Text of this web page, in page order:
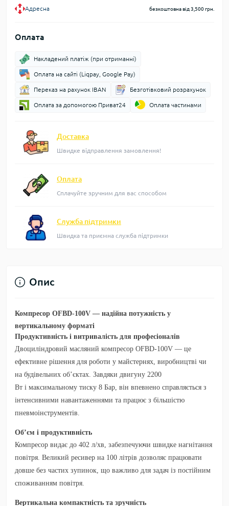
Адресна безкоштовна від 3,500 грн.
Оплата
Накладений платіж (при отриманні)
Оплата на сайті (Liqpay, Google Pay)
Переказ на рахунок IBAN Безготівковий розрахунок
Оплата за допомогою Приват24 Оплата частинами
Доставка
Швидке відправлення замовлення!
Оплата
Сплачуйте зручним для вас способом
Служба підтримки
Швидка та приємна служба підтримки
Опис
Компресор OFBD-100V — надійна потужність у
вертикальному форматі
Продуктивність і витривалість для професіоналів
Двоциліндровий масляний компресор OFBD-100V — це
ефективне рішення для роботи у майстернях, виробництві чи
на будівельних об’єктах. Завдяки двигуну 2200
Вт і максимальному тиску 8 Бар, він впевнено справляється з
інтенсивними навантаженнями та працює з більшістю
пневмоінструментів.
Об’єм і продуктивність
Компресор видає до 402 л/хв, забезпечуючи швидке нагнітання
повітря. Великий ресивер на 100 літрів дозволяє працювати
довше без частих зупинок, що важливо для задач із постійним
споживанням повітря.
Вертикальна компактність та зручність